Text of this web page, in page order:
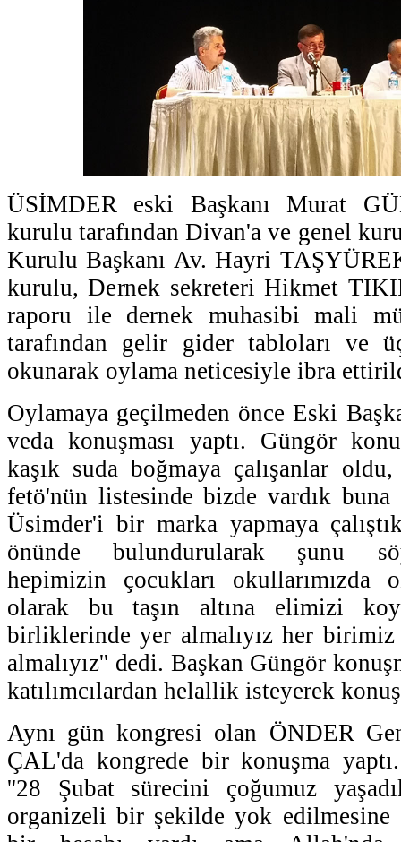
ÜSİMDER eski Başkanı Murat
kurulu tarafından Divan'a ve genel
Kurulu Başkanı Av. Hayri
kurulu, Dernek sekreteri Hikmet
raporu ile dernek muhasibi mali
tarafından gelir gider tabloları ve
okunarak oylama neticesiyle ibra
Oylamaya geçilmeden önce Eski
veda konuşması yaptı. Güngör
kaşık suda boğmaya çalışanlar
fetö'nün listesinde bizde vardık buna
Üsimder'i bir marka yapmaya
önünde bulundurularak şunu
hepimizin çocukları
olarak bu taşın altına elimizi
birliklerinde yer almalıyız her
almalıyız'' dedi. Başkan Güngör
katılımcılardan helallik isteyerek
Aynı gün kongresi olan ÖNDER
ÇAL'da kongrede bir konuşma
''28 Şubat sürecini çoğumuz
organizeli bir şekilde yok edilmesine